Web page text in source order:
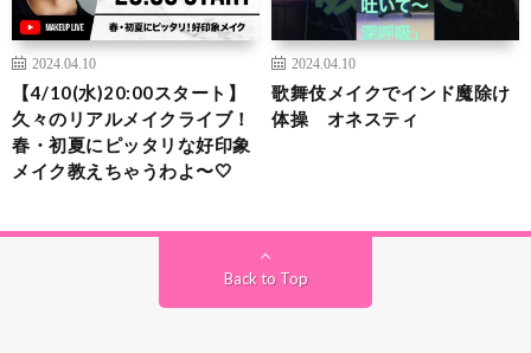
2024.04.10
【4/10(水)20:00スタート】
久々のリアルメイクライブ！
春・初夏にピッタリな好印象
メイク教えちゃうわよ〜🤍
2024.04.10
歌舞伎メイクでインド魔除け
体操 オネスティ
Back to Top